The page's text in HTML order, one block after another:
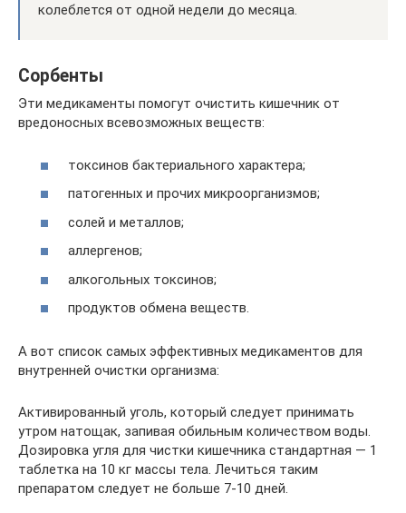
колеблется от одной недели до месяца.
Сорбенты
Эти медикаменты помогут очистить кишечник от
вредоносных всевозможных веществ:
токсинов бактериального характера;
патогенных и прочих микроорганизмов;
солей и металлов;
аллергенов;
алкогольных токсинов;
продуктов обмена веществ.
А вот список самых эффективных медикаментов для
внутренней очистки организма:
Активированный уголь, который следует принимать
утром натощак, запивая обильным количеством воды.
Дозировка угля для чистки кишечника стандартная — 1
таблетка на 10 кг массы тела. Лечиться таким
препаратом следует не больше 7-10 дней.